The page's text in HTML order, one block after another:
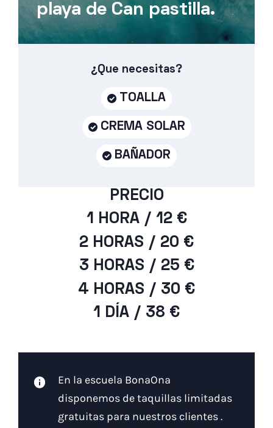
playa de Can pastilla.
¿Que necesitas?
TOALLA
CREMA SOLAR
BAÑADOR
PRECIO
1 HORA / 12 €
2 HORAS / 20 €
3 HORAS / 25 €
4 HORAS / 30 €
1 DÍA / 38 €
En la escuela BonaOna
disponemos de taquillas limitadas
gratuitas para nuestros clientes .